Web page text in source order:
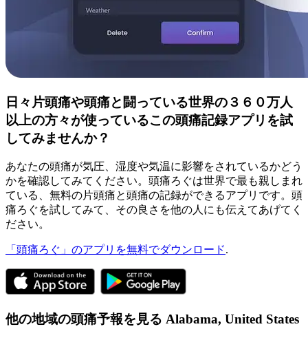
日々片頭痛や頭痛と闘っている世界の３６０万人
以上の方々が使っているこの頭痛記録アプリを試
してみませんか？
あなたの頭痛が気圧、湿度や気温に影響をされているかどう
かを確認してみてください。頭痛ろぐは世界で最も親しまれ
ている、無料の片頭痛と頭痛の記録ができるアプリです。頭
痛ろぐを試してみて、その良さを他の人にも伝えてあげてく
ださい。
「頭痛ろぐ」のアプリを無料でダウンロード.
他の地域の頭痛予報を見る Alabama, United States